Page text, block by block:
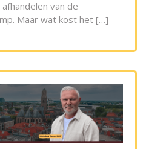
van de
Maar wat kost het […]